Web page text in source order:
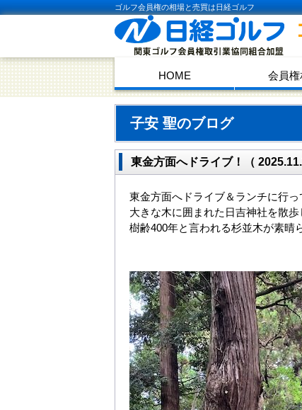
ゴルフ会員権の相場と売買は日経ゴルフ
HOME 会員
子安 聖のブログ
東金方面へドライブ！（
東金方面へドライブ＆ランチに行っ
大きな木に囲まれた日吉神社を散歩
樹齢400年と言われる杉並木が素晴